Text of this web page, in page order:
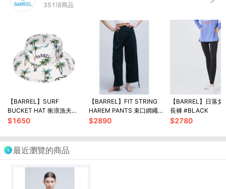
351 項商品
【BARREL】SURF
BUCKET HAT 衝浪漁夫帽
#GREEN PALM
$1650
【BARREL】FIT STRING
HAREM PANTS 束口綁繩
哈倫褲 #BLACK
$2890
【BARREL】日落
長褲 #BLACK
$2780
最近瀏覽的商品